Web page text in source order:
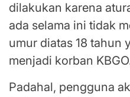
dilakukan karena
ada selama ini tidak
umur diatas 18 tahun
menjadi korban
Padahal, pengguna